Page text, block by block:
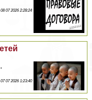
08 07 2026 2:28:24
07 07 2026 1:23:40